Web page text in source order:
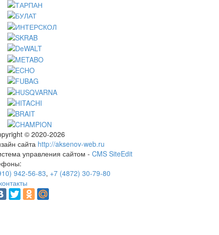
© 2020-2026
сайта http://aksenov-web.ru
управления сайтом - CMS SiteEdit
942-56-83, +7 (4872) 30-79-80